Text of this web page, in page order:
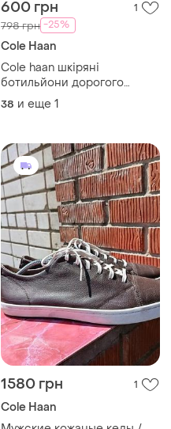
600 грн 1
798 грн -25%
Cole Haan
Cole haan шкіряні
ботильйони дорогого
бренду
38 и еще 1
1580 грн 1
Cole Haan